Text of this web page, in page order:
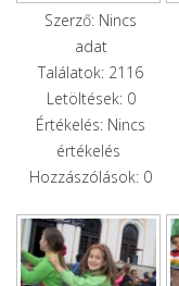
Szerző: Nincs
adat
Találatok: 2116
Letöltések: 0
Értékelés: Nincs
értékelés
Hozzászólások: 0